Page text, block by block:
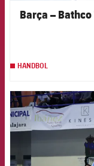
Barça –
HANDBOL